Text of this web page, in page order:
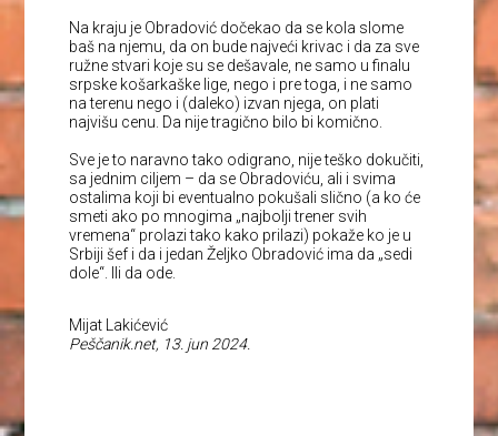
Na kraju je Obradović dočekao da se kola slome
baš na njemu, da on bude najveći krivac i da za sve
ružne stvari koje su se dešavale, ne samo u finalu
srpske košarkaške lige, nego i pre toga, i ne samo
na terenu nego i (daleko) izvan njega, on plati
najvišu cenu. Da nije tragično bilo bi komično.
Sve je to naravno tako odigrano, nije teško dokučiti,
sa jednim ciljem – da se Obradoviću, ali i svima
ostalima koji bi eventualno pokušali slično (a ko će
smeti ako po mnogima „najbolji trener svih
vremena“ prolazi tako kako prilazi) pokaže ko je u
Srbiji šef i da i jedan Željko Obradović ima da „sedi
dole“. Ili da ode.
Mijat Lakićević
Peščanik.net, 13. jun 2024.